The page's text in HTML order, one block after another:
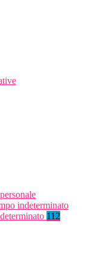
indeterminato
112